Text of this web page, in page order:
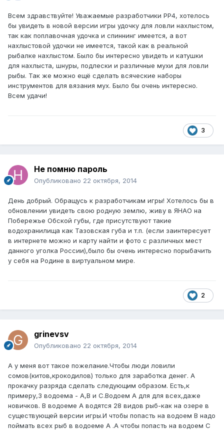
Всем здравствуйте! Уважаемые разработчики РР4, хотелось
бы увидеть в новой версии игры удочку для ловли нахлыстом,
так как поплавочная удочка и спиннинг имеется, а вот
нахлыстовой удочки не имеется, такой как в реальной
рыбалке нахлыстом. Было бы интересно увидеть и катушки
для нахлыста, шнуры, подлески и различные мухи для ловли
рыбы. Так же можно ещё сделать всяческие наборы
инструментов для вязания мух. Было бы очень интересно.
Всем удачи!
3
Не помню пароль
Опубликовано 22 октября, 2014
День добрый. Обращусь к разработчикам игры! Хотелось бы в
обновлении увидеть свою родную землю, живу в ЯНАО на
Побережье Обской губы, где присутствуют такие
водохранилища как Тазовская губа и т.п. (если заинтересует
в интернете можно и карту найти и фото с различных мест
данного уголка России),было бы очень интересно порыбачить
у себя на Родине в виртуальном мире.
2
grinevsv
Опубликовано 22 октября, 2014
А у меня вот такое пожелание.Чтобы люди ловили
сомов(китов,крокодилов) только для заработка денег. А
прокачку разряда сделать следующим образом. Есть,к
примеру,3 водоема - A,B и C.Водоем А для для всех,даже
новичков. В водоеме А водятся 28 видов рыб-как на озере в
существующей версии игры.И чтобы попасть на водоем В надо
поймать всех рыб в водоеме А .А чтобы попасть на водоем С